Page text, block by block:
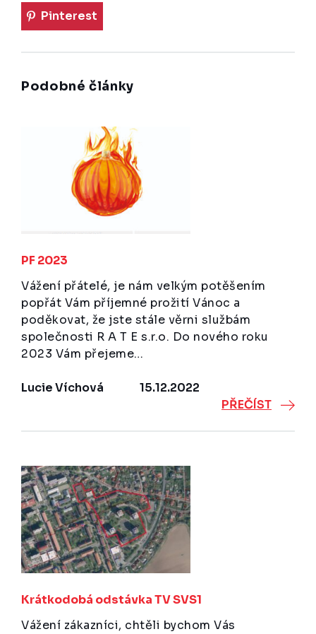
Pinterest
Podobné články
PF 2023
Vážení přátelé, je nám velkým potěšením
popřát Vám příjemné prožití Vánoc a
poděkovat, že jste stále věrni službám
společnosti R A T E s.r.o. Do nového roku
2023 Vám přejeme…
Lucie Víchová
15.12.2022
PŘEČÍST
Krátkodobá odstávka TV SVS1
Vážení zákazníci, chtěli bychom Vás